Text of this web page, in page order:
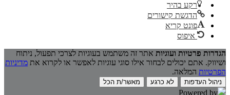
רקע בהיר
הדגשת קישורים
פונט קריא
איפוס
הגדרות פרטיות ועוגיות אתר זה משתמש בעוגיות לצרכי תפעול, ניתוח
ושיווק. אתם יכולים לבחור אילו סוגי עוגיות לאפשר או לקרוא את מדיניות
הפרטיות המלאה.
ניהול העדפות לא כרגע מאשר/ת הכל
Powered by